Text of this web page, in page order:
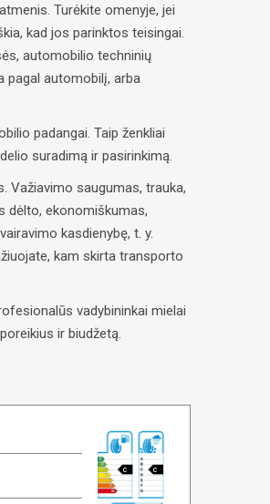
Turėkite omenyje, jei
kad jos parinktos teisingai.
automobilio techninių
pagal automobilį, arba
padangai. Taip ženkliai
suradimą ir pasirinkimą.
Važiavimo saugumas, trauka,
dėlto, ekonomiškumas,
kasdienybę, t. y.
kam skirta transporto
vadybininkai mielai
ir biudžetą.
C C